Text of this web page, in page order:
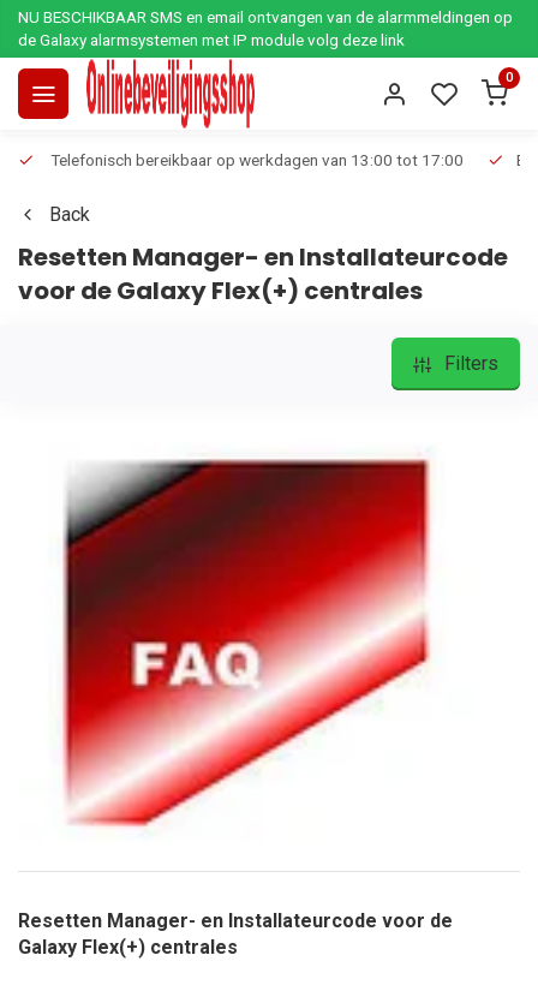
NU BESCHIKBAAR SMS en email ontvangen van de alarmmeldingen op
de Galaxy alarmsystemen met IP module volg deze link
0
Telefonisch bereikbaar op werkdagen van 13:00 tot 17:00
Back
Resetten Manager- en Installateurcode
voor de Galaxy Flex(+) centrales
Filters
Resetten Manager- en Installateurcode voor de
Galaxy Flex(+) centrales